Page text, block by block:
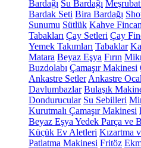
Bardağı Su Bardağı
Bardak Seti Bira Bardağı
Sunumu Sütlük Kahve
Tabakları Çay Setleri Çay
Yemek Takımları Tabaklar
Matara Beyaz Eşya Fırın
Buzdolabı Çamaşır Makinesi
Ankastre Setler Ankastre
Davlumbazlar Bulaşık
Dondurucular Su Sebilleri
Kurutmalı Çamaşır Makinesi
Beyaz Eşya Yedek Parça ve
Küçük Ev Aletleri Kızartma
Patlatma Makinesi Fritöz